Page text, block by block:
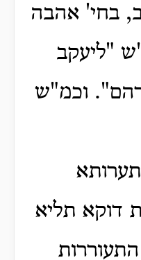
בחי' אהבה
"ליעקב
וכמ"ש
דוקא תליא
התעוררות